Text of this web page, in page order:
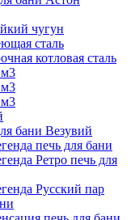
чугун
сталь
котловая сталь
м3
м3
м3
бани Везувий
печь для бани
Ретро печь для
Русский пар